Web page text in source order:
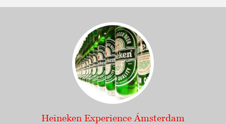
Heineken Experience Ámsterdam